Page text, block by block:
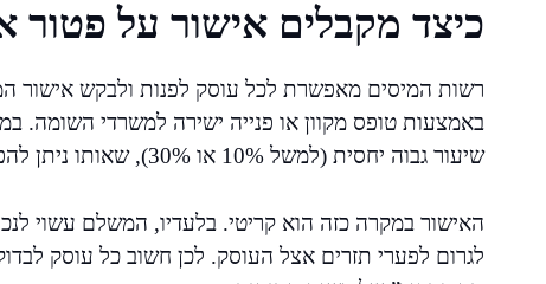
כיצד מקבלים אישור על
רשות המיסים מאפשרת לכל עוסק לפנות ולבקש אישור
באמצעות טופס מקוון או פנייה ישירה למשרדי השומה.
שיעור גבוה יחסית (למשל 10% או 30%), שאותו ניתן להפחית לאחר בדיקת פעילות וניכויים בפועל.
האישור במקרה כזה הוא קריטי. בלעדיו, המשלם עשוי
לגרום לפערי תזרים אצל העוסק. לכן חשוב כל עוסק